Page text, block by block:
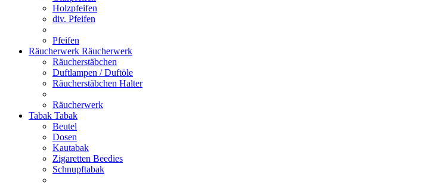
Holzpfeifen
div. Pfeifen
Pfeifen
Räucherwerk Räucherwerk
Räucherstäbchen
Duftlampen / Duftöle
Räucherstäbchen Halter
Räucherwerk
Tabak Tabak
Beutel
Dosen
Kautabak
Zigaretten Beedies
Schnupftabak